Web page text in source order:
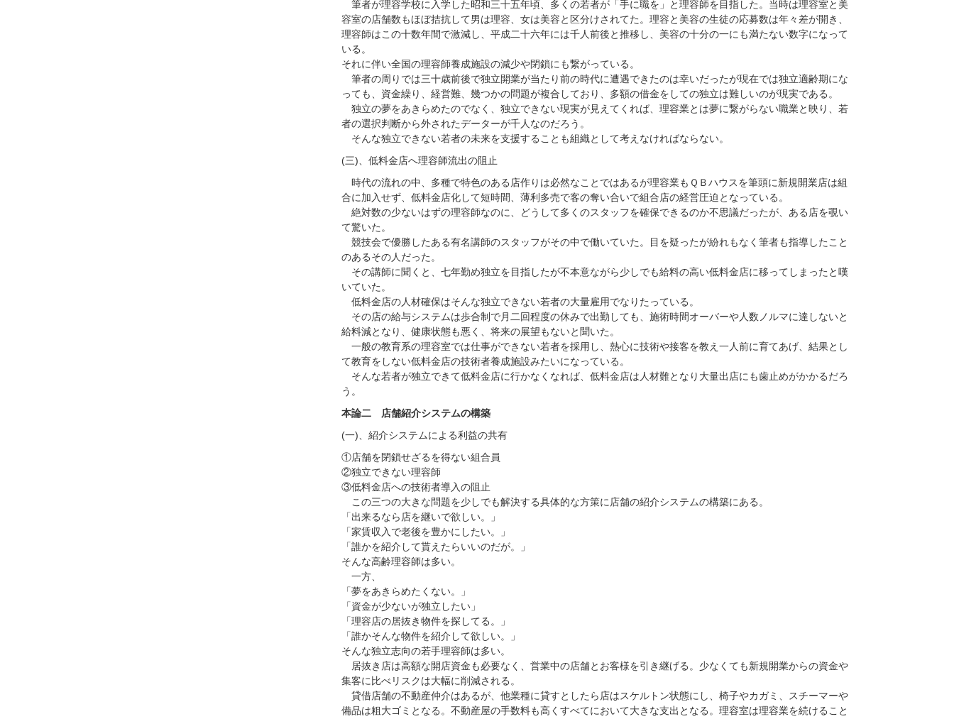
筆者が理容学校に入学した昭和三十五年頃、多くの若者が「手に職を」と理容師を目指した。当時は理容室と美
容室の店舗数もほぼ拮抗して男は理容、女は美容と区分けされてた。理容と美容の生徒の応募数は年々差が開き、
理容師はこの十数年間で激減し、平成二十六年には千人前後と推移し、美容の十分の一にも満たない数字になって
いる。
それに伴い全国の理容師養成施設の減少や閉鎖にも繋がっている。
筆者の周りでは三十歳前後で独立開業が当たり前の時代に遭遇できたのは幸いだったが現在では独立適齢期にな
っても、資金繰り、経営難、幾つかの問題が複合しており、多額の借金をしての独立は難しいのが現実である。
独立の夢をあきらめたのでなく、独立できない現実が見えてくれば、理容業とは夢に繋がらない職業と映り、若
者の選択判断から外されたデーターが千人なのだろう。
そんな独立できない若者の未来を支援することも組織として考えなければならない。
(三)、低料金店へ理容師流出の阻止
時代の流れの中、多種で特色のある店作りは必然なことではあるが理容業もＱＢハウスを筆頭に新規開業店は組
合に加入せず、低料金店化して短時間、薄利多売で客の奪い合いで組合店の経営圧迫となっている。
絶対数の少ないはずの理容師なのに、どうして多くのスタッフを確保できるのか不思議だったが、ある店を覗い
て驚いた。
競技会で優勝したある有名講師のスタッフがその中で働いていた。目を疑ったが紛れもなく筆者も指導したこと
のあるその人だった。
その講師に聞くと、七年勤め独立を目指したが不本意ながら少しでも給料の高い低料金店に移ってしまったと嘆
いていた。
低料金店の人材確保はそんな独立できない若者の大量雇用でなりたっている。
その店の給与システムは歩合制で月二回程度の休みで出勤しても、施術時間オーバーや人数ノルマに達しないと
給料減となり、健康状態も悪く、将来の展望もないと聞いた。
一般の教育系の理容室では仕事ができない若者を採用し、熱心に技術や接客を教え一人前に育てあげ、結果とし
て教育をしない低料金店の技術者養成施設みたいになっている。
そんな若者が独立できて低料金店に行かなくなれば、低料金店は人材難となり大量出店にも歯止めがかかるだろ
う。
本論二 店舗紹介システムの構築
(一)、紹介システムによる利益の共有
①店舗を閉鎖せざるを得ない組合員
②独立できない理容師
③低料金店への技術者導入の阻止
この三つの大きな問題を少しでも解決する具体的な方策に店舗の紹介システムの構築にある。
「出来るなら店を継いで欲しい。」
「家賃収入で老後を豊かにしたい。」
「誰かを紹介して貰えたらいいのだが。」
そんな高齢理容師は多い。
一方、
「夢をあきらめたくない。」
「資金が少ないが独立したい」
「理容店の居抜き物件を探してる。」
「誰かそんな物件を紹介して欲しい。」
そんな独立志向の若手理容師は多い。
居抜き店は高額な開店資金も必要なく、営業中の店舗とお客様を引き継げる。少なくても新規開業からの資金や
集客に比べリスクは大幅に削減される。
貸借店舗の不動産仲介はあるが、他業種に貸すとしたら店はスケルトン状態にし、椅子やカガミ、スチーマーや
備品は粗大ゴミとなる。不動産屋の手数料も高くすべてにおいて大きな支出となる。理容室は理容業を続けること